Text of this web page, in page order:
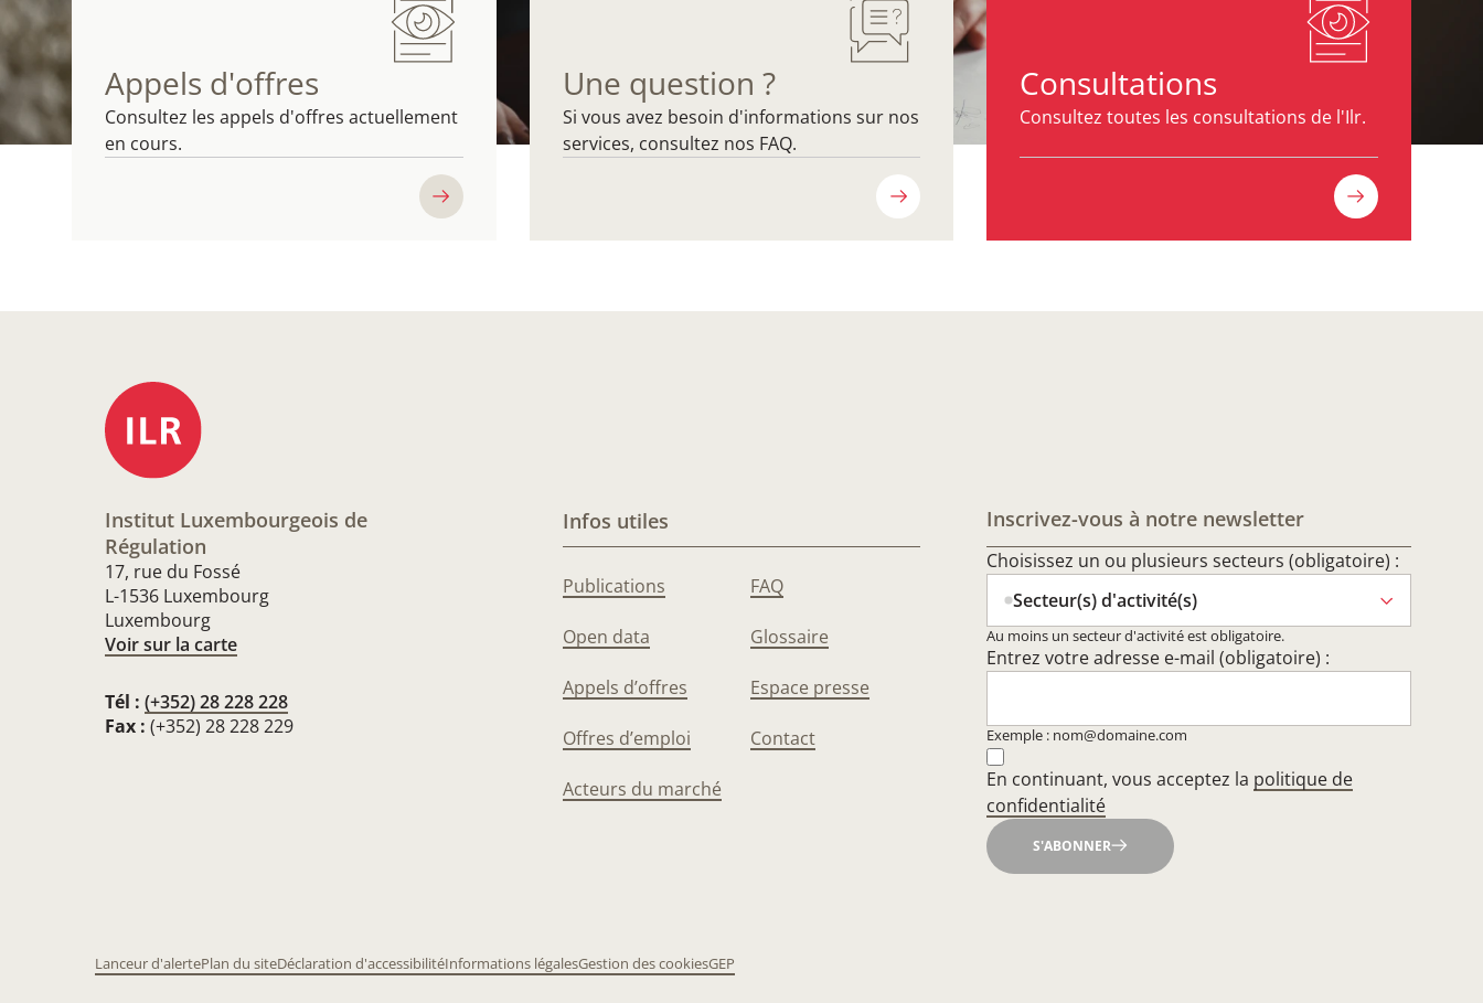
Appels d'offres
Consultez les appels d'offres actuellement
en cours.
Une question ?
Si vous avez besoin d'informations sur nos
services, consultez nos FAQ.
Consultations
Consultez toutes les consultations de l'Ilr.
Institut Luxembourgeois de
Régulation
17, rue du Fossé
L-1536 Luxembourg
Luxembourg
Voir sur la carte
Tél : (+352) 28 228 228
Fax : (+352) 28 228 229
Infos utiles
Publications
Open data
Appels d’offres
Offres d’emploi
Acteurs du marché
FAQ
Glossaire
Espace presse
Contact
Inscrivez-vous à notre newsletter
Choisissez un ou plusieurs secteurs (obligatoire) :
Secteur(s) d'activité(s)
Au moins un secteur d'activité est obligatoire.
Entrez votre adresse e-mail (obligatoire) :
Exemple : nom@domaine.com
En continuant, vous acceptez la politique de
confidentialité
S'ABONNER
Lanceur d'alertePlan du siteDéclaration d'accessibilitéInformations légalesGestion des cookiesGEP